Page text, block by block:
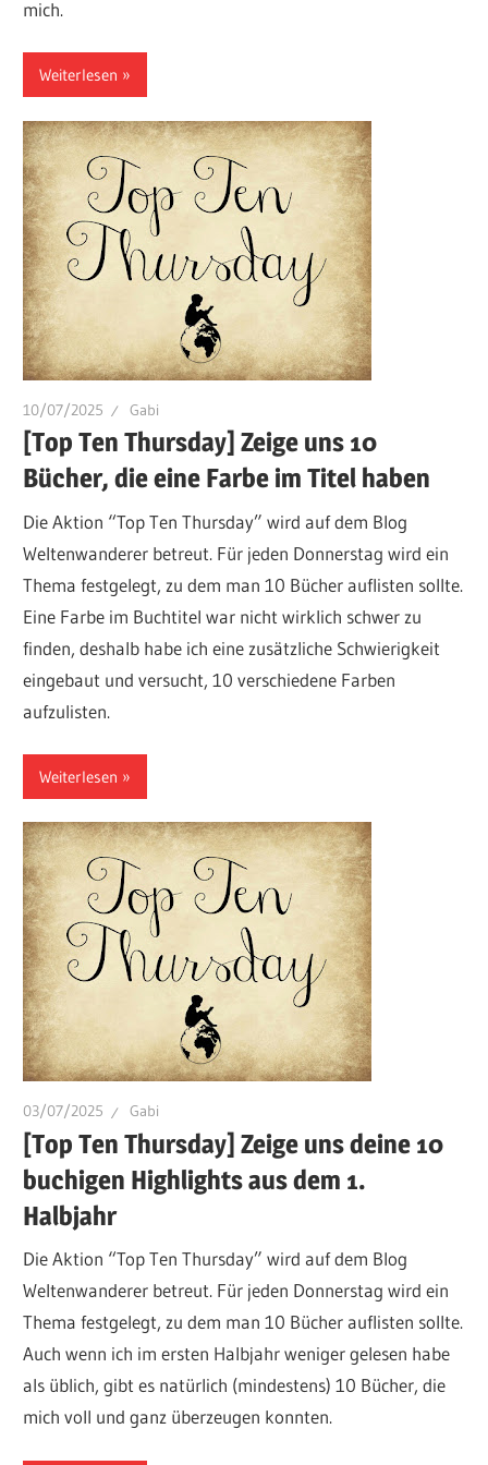
mich.
Weiterlesen
10/07/2025 Gabi
[Top Ten Thursday] Zeige uns 10
Bücher, die eine Farbe im Titel haben
Die Aktion “Top Ten Thursday” wird auf dem Blog
Weltenwanderer betreut. Für jeden Donnerstag wird ein
Thema festgelegt, zu dem man 10 Bücher auflisten sollte.
Eine Farbe im Buchtitel war nicht wirklich schwer zu
finden, deshalb habe ich eine zusätzliche Schwierigkeit
eingebaut und versucht, 10 verschiedene Farben
aufzulisten.
Weiterlesen
03/07/2025 Gabi
[Top Ten Thursday] Zeige uns deine 10
buchigen Highlights aus dem 1.
Halbjahr
Die Aktion “Top Ten Thursday” wird auf dem Blog
Weltenwanderer betreut. Für jeden Donnerstag wird ein
Thema festgelegt, zu dem man 10 Bücher auflisten sollte.
Auch wenn ich im ersten Halbjahr weniger gelesen habe
als üblich, gibt es natürlich (mindestens) 10 Bücher, die
mich voll und ganz überzeugen konnten.